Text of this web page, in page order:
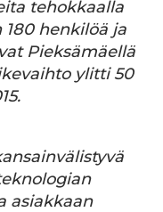
tehokkaalla
180 henkilöä ja
Pieksämäellä
ylitti 50
asiakkaan